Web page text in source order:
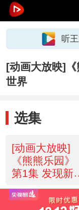
听
[动画大放映]
世界
选集
[动画大放映]
《熊熊乐园》
第1集 发现新